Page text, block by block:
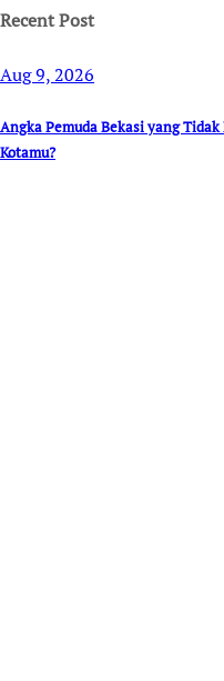
Recent Post
Aug 9, 2026
Angka Pemuda Bekasi yang
Kotamu?